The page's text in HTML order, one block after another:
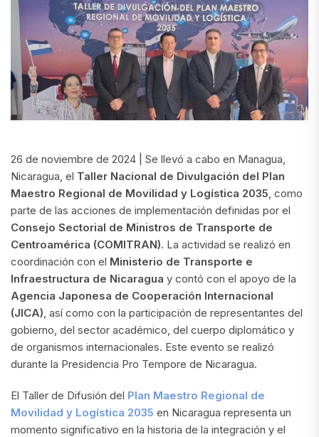
26 de noviembre de 2024 | Se llevó a cabo en Managua,
Nicaragua, el Taller Nacional de Divulgación del Plan
Maestro Regional de Movilidad y Logística 2035 , como
parte de las acciones de implementación definidas por el
Consejo Sectorial de Ministros de Transporte de
Centroamérica (COMITRAN). La actividad se realizó en
coordinación con el Ministerio de Transporte e
Infraestructura de Nicaragua y contó con el apoyo de la
Agencia Japonesa de Cooperación Internacional
(JICA) , así como con la participación de representantes del
gobierno, del sector académico, del cuerpo diplomático y
de organismos internacionales. Este evento se realizó
durante la Presidencia Pro Tempore de Nicaragua.
El Taller de Difusión del Plan Maestro Regional de
Movilidad y Logística 2035 en Nicaragua representa un
momento significativo en la historia de la integración y el